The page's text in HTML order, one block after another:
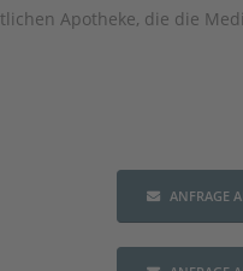
Apotheke, die die
ANFRAGE